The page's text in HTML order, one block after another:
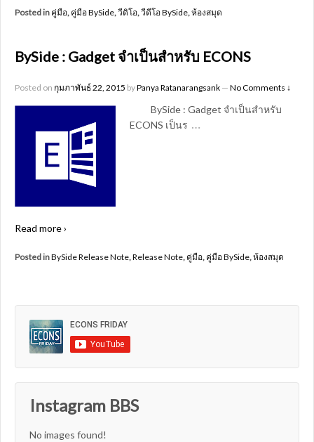
Posted in คู่มือ, คู่มือ BySide,วีดิโอ,วีดีโอ BySide,ห้องสมุด
BySide : Gadget จำเป็นสำหรับ ECONS
Posted on กุมภาพันธ์ 22, 2015 byPanya Ratanarangsank — No Comments ↓
BySide : Gadget จำเป็นสำหรับ
ECONS เป็นร …
Read more ›
Posted inBySide Release Note, Release Note, คู่มือ, คู่มือ BySide, ห้องสมุด
Instagram BBS
No images found!